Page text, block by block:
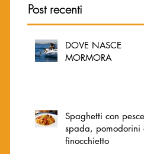
Post recenti
DOVE NASCE
MORMORA
Spaghetti con pesce
spada, pomodorini
finocchietto